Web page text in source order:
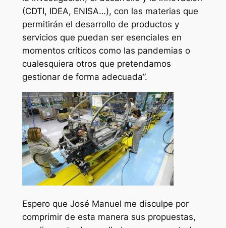
(CDTI, IDEA, ENISA…), con las materias que
permitirán el desarrollo de productos y
servicios que puedan ser esenciales en
momentos críticos como las pandemias o
cualesquiera otros que pretendamos
gestionar de forma adecuada”.
Espero que José Manuel me disculpe por
comprimir de esta manera sus propuestas,